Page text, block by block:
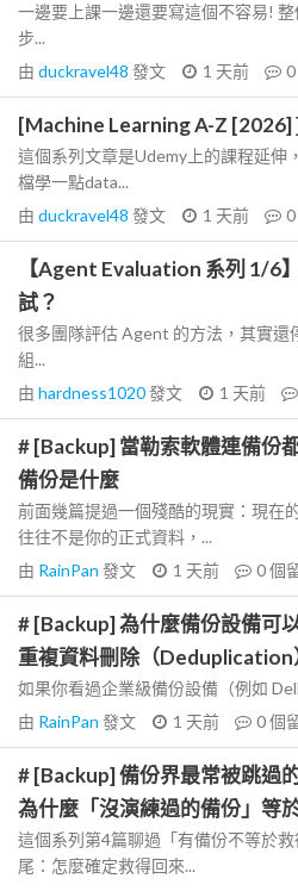
一邊要上課一邊還要寫這個不容易!
步...
由 duckravel48 發文 1 天前 0
[Machine Learning A-Z [2026]
這個系列文章是Udemy上的課程延伸
檔學一點data...
由 duckravel48 發文 1 天前 0
【Agent Evaluation 系列 1/6
試？
很多團隊評估 Agent 的方法，其實
組...
由 hardness1020發文 1 天前
# [Backup] 當勒索軟體連備份
備份是什麼
前面幾篇提過一個殘酷的現實：現在
往往不是你的正式資料，...
由 RainPan 發文 1 天前 0個
# [Backup] 為什麼備份設備可
重複資料刪除（Deduplication
如果你看過企業級備份設備（例如
由 RainPan 發文 1 天前 0個
# [Backup] 備份界最常被跳過
為什麼「沒演練過的備份」等
這個系列第4篇聊過「有備份不等於
尾：怎麼確定救得回來...